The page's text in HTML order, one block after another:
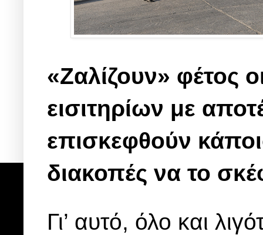
«Ζαλίζουν» φέτος
εισιτηρίων με
επισκεφθούν
διακοπές να το
Γι’ αυτό, όλο και